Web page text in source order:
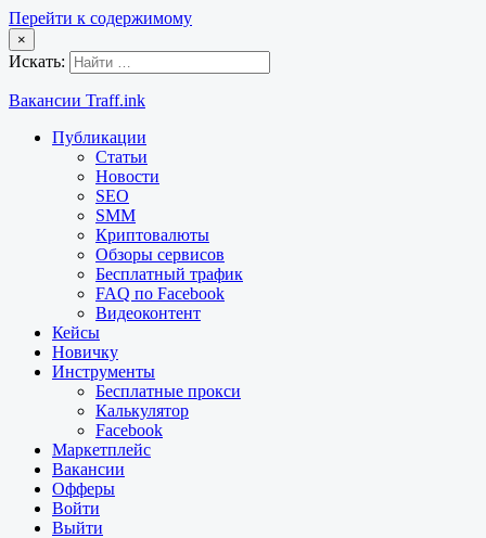
Перейти к содержимому
×
Искать:
Вакансии Traff.ink
Публикации
Статьи
Новости
SEO
SMM
Криптовалюты
Обзоры сервисов
Бесплатный трафик
FAQ по Facebook
Видеоконтент
Кейсы
Новичку
Инструменты
Бесплатные прокси
Калькулятор
Facebook
Маркетплейс
Вакансии
Офферы
Войти
Выйти